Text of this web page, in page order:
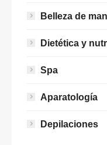
Belleza de
Dietética y
Spa
Aparatología
Depilaciones